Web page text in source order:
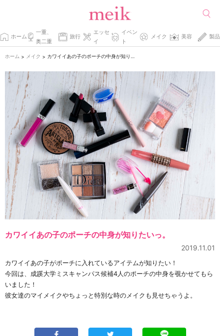
ホーム
一重、
奥二重
旅行
エッセ
イ
イベン
ト
メイク 美容 製品
ホーム > メイク > カワイイあの子のポーチの中身が知りたいっ。
カワイイあの子のポーチの中身が知りたいっ。
2019.11.01
カワイイあの子がポーチに入れているアイテムが知りたい！
今回は、成蹊大学ミスキャンパス候補4人のポーチの中身を覗かせてもら
いました！
彼女達のマイメイクやちょっと特別な時のメイクも見せちゃうよ。